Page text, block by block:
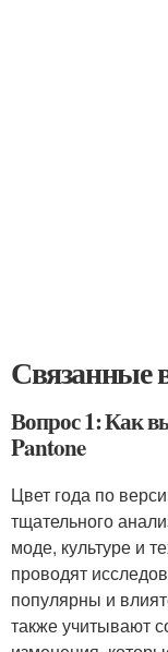
Связанные
Вопрос 1: Как
Pantone
Цвет года по
тщательного
моде, культуре и
проводят
популярны и
также учитывают